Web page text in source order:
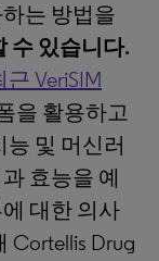
는 방법을
수 있습니다.
VeriSIM
을 활용하고
및 머신러
효능을 예
대한 의사
Cortellis Drug